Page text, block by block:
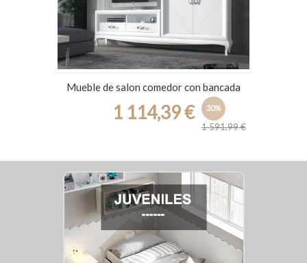
Mueble de salon comedor con bancada
30%
1 591,99 €
1 114,39 €